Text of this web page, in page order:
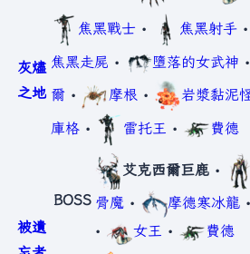
灰燼
之地
焦黑戰士 • 焦黑射手 •
焦黑走屍 • 墮落的女武神 •
爾 • 摩根 • 岩漿黏泥
庫格 • 雷托王 • 費德
被遺
BOSS
艾克西爾巨鹿 •
骨魔 • 摩德寒冰龍 •
•
女王 • 費德